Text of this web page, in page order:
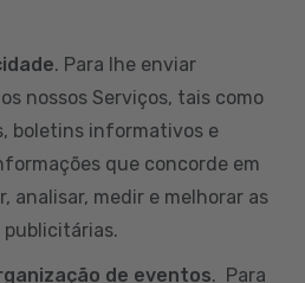
. Para lhe enviar
nossos Serviços, tais como
boletins informativos e
que concorde em
analisar, medir e melhorar as
publicitárias.
de eventos. Para